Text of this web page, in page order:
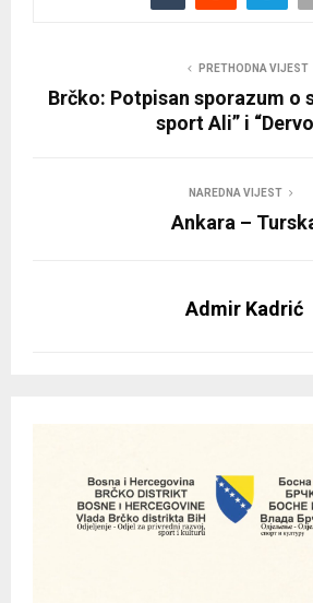
PRETHODNA VIJEST
Brčko: Potpisan sporazum o
sport Ali” i
NAREDNA VIJEST
Ankara –
Admir Kadrić